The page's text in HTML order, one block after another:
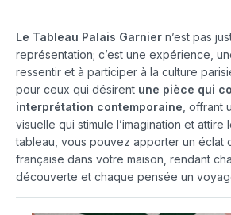
Le Tableau Palais Garnier n’est pas
représentation; c’est une expérience,
ressentir et à participer à la culture
pour ceux qui désirent une pièce qui
interprétation contemporaine , offrant
visuelle qui stimule l’imagination et attire
tableau, vous pouvez apporter un éclat
française dans votre maison, rendant
découverte et chaque pensée un